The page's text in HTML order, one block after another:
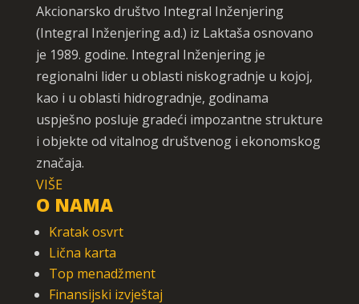
Akcionarsko društvo Integral Inženjering
(Integral Inženjering a.d.) iz Laktaša osnovano
je 1989. godine. Integral Inženjering je
regionalni lider u oblasti niskogradnje u kojoj,
kao i u oblasti hidrogradnje, godinama
uspješno posluje gradeći impozantne strukture
i objekte od vitalnog društvenog i ekonomskog
značaja.
VIŠE
O NAMA
Kratak osvrt
Lična karta
Top menadžment
Finansijski izvještaj